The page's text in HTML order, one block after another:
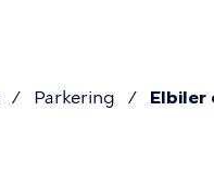
Parkering Elbiler